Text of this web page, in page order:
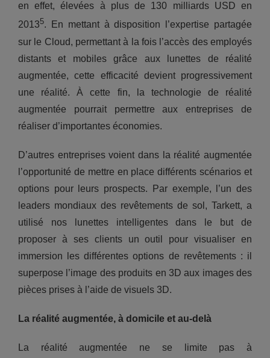
en effet, élevées à plus de 130 milliards USD en
20135. En mettant à disposition l’expertise partagée
sur le Cloud, permettant à la fois l’accès des employés
distants et mobiles grâce aux lunettes de réalité
augmentée, cette efficacité devient progressivement
une réalité. À cette fin, la technologie de réalité
augmentée pourrait permettre aux entreprises de
réaliser d’importantes économies.
D’autres entreprises voient dans la réalité augmentée
l’opportunité de mettre en place différents scénarios et
options pour leurs prospects. Par exemple, l’un des
leaders mondiaux des revêtements de sol, Tarkett, a
utilisé nos lunettes intelligentes dans le but de
proposer à ses clients un outil pour visualiser en
immersion les différentes options de revêtements : il
superpose l’image des produits en 3D aux images des
pièces prises à l’aide de visuels 3D.
La réalité augmentée, à domicile et au-delà
La réalité augmentée ne se limite pas à